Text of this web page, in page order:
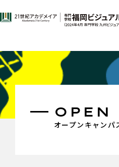
オープンキャンパ
OPEN